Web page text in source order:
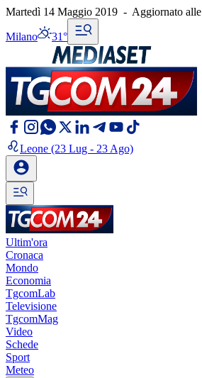
Martedì 14 Maggio 2019 - Aggiornato alle
Milano 31°
Leone (23 Lug - 23 Ago)
Ultim'ora
Cronaca
Mondo
Economia
TgcomLab
Televisione
TgcomMag
Video
Schede
Sport
Meteo